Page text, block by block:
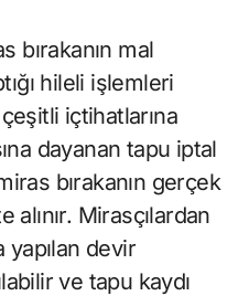
bırakanın mal
hileli işlemleri
çeşitli içtihatlarına
dayanan tapu iptal
bırakanın gerçek
Mirasçılardan
yapılan devir
ve tapu kaydı